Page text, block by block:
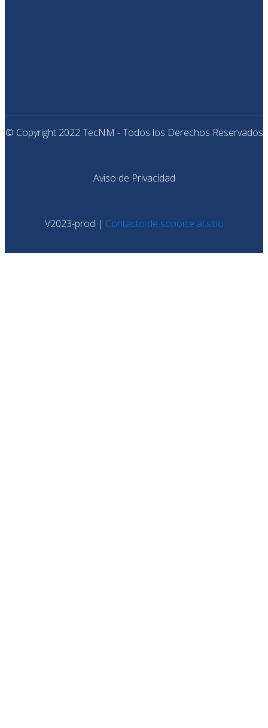
© Copyright 2022 TecNM - Todos los Derechos Reservados
Aviso de Privacidad
V2023-prod | Contacto de soporte al sitio